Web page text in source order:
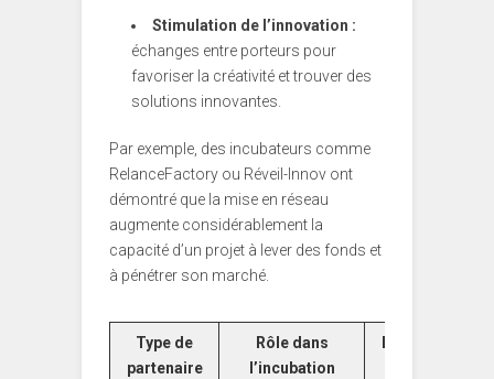
Stimulation de l’innovation :
échanges entre porteurs pour
favoriser la créativité et trouver des
solutions innovantes.
Par exemple, des incubateurs comme
RelanceFactory ou Réveil-Innov ont
démontré que la mise en réseau
augmente considérablement la
capacité d’un projet à lever des fonds et
à pénétrer son marché.
Type de
partenaire
Rôle dans
l’incubation